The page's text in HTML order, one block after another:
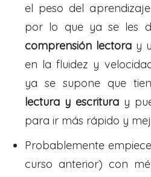
el peso del
por lo que ya se les
comprensión lectora y
en la fluidez y
ya se supone que
lectura y escritura y
para ir más rápido y
Probablemente
curso anterior) con